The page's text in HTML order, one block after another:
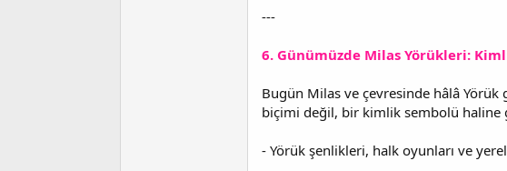
---
6. Günümüzde Milas Yörükleri:
Bugün Milas ve çevresinde hâlâ
biçimi değil, bir kimlik sembolü haline
- Yörük şenlikleri, halk oyunları ve